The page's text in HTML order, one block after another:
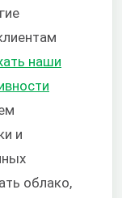
наши
и
облако,